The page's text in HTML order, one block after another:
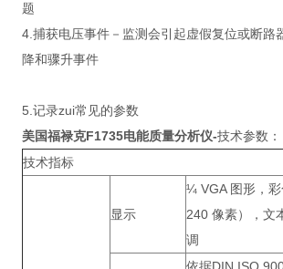
题
4.捕获电压事件－监测会引起虚假复位或断路
降和骤升事件
5.记录zui常见的参数
美国福禄克F1735电能质量分析仪-技术参数：
技术指标
显示
¼ VGA 图形
240 像素），文
调